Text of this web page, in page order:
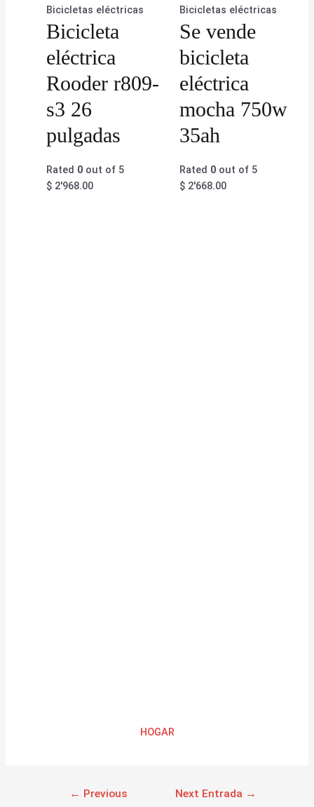
Bicicletas eléctricas
Bicicleta
eléctrica
Rooder r809-
s3 26
pulgadas
Rated 0 out of 5
$ 2'968.00
Bicicletas eléctricas
Se vende
bicicleta
eléctrica
mocha 750w
35ah
Rated 0out of 5
$2'668.00
HOGAR
← Previous
Next Entrada →